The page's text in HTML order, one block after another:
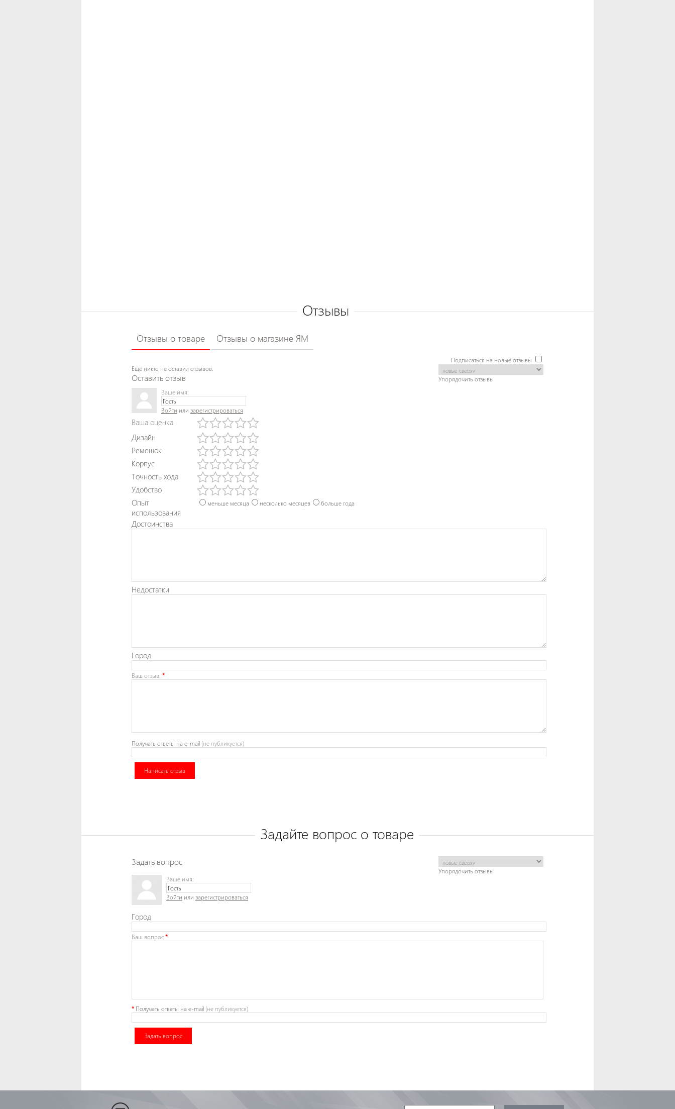
Отзывы
Отзывы о товаре Отзывы о магазине ЯМ
Подписаться на новые отзывы
Упорядочить отзывы
Ещё никто не оставил отзывов.
Оставить отзыв
Ваше имя:
Войти или зарегистрироваться
Ваша оценка
Дизайн
Ремешок
Корпус
Точность хода
Удобство
Опыт
использования
меньше месяца несколько месяцев больше года
Достоинства
Недостатки
Город
Ваш отзыв: *
Получать ответы на e-mail (не публикуется)
Написать отзыв
Задайте вопрос о товаре
Упорядочить отзывы
Задать вопрос
Ваше имя:
Войти или зарегистрироваться
Город
Ваш вопрос*
* Получать ответы на e-mail (не публикуется)
Задать вопрос